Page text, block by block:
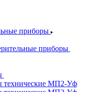
приборы
приборы
технические МП2-Уф